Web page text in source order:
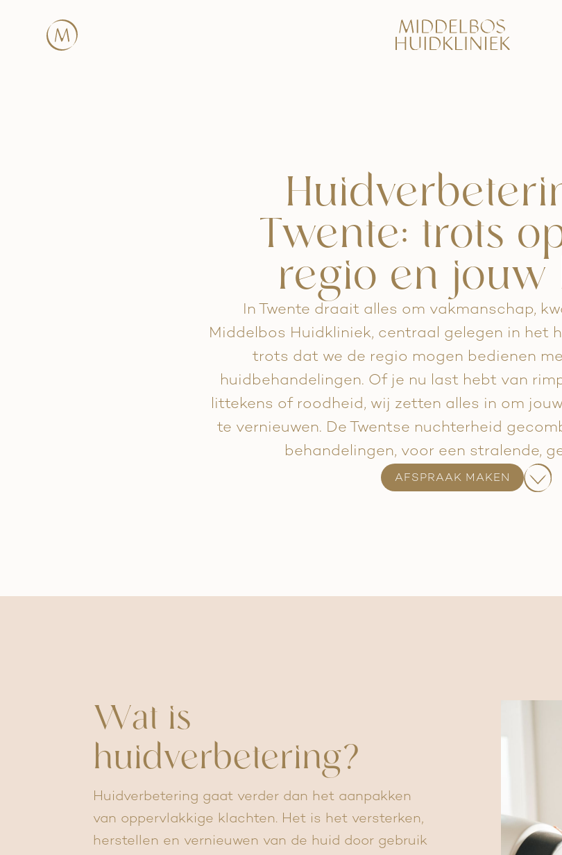
Twente: trots
regio en jouw
In Twente draait alles om vakmanschap,
Middelbos Huidkliniek, centraal gelegen in het
trots dat we de regio mogen bedienen
huidbehandelingen. Of je nu last hebt van
littekens of roodheid, wij zetten alles in om
te vernieuwen. De Twentse nuchterheid
behandelingen, voor een stralende,
AFSPRAAK MAKEN
Wat is
huidverbetering?
Huidverbetering gaat verder dan het aanpakken
van oppervlakkige klachten. Het is het versterken,
herstellen en vernieuwen van de huid door gebruik